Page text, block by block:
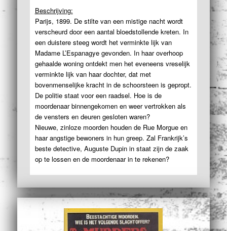
Beschrijving:
Parijs, 1899. De stilte van een mistige nacht wordt
verscheurd door een aantal bloedstollende kreten. In
een duistere steeg wordt het verminkte lijk van
Madame L’Espanagye gevonden. In haar overhoop
gehaalde woning ontdekt men het eveneens vreselijk
verminkte lijk van haar dochter, dat met
bovenmenselijke kracht in de schoorsteen is gepropt.
De politie staat voor een raadsel. Hoe is de
moordenaar binnengekomen en weer vertrokken als
de vensters en deuren gesloten waren?
Nieuwe, zinloze moorden houden de Rue Morgue en
haar angstige bewoners in hun greep. Zal Frankrijk’s
beste detective, Auguste Dupin in staat zijn de zaak
op te lossen en de moordenaar in te rekenen?